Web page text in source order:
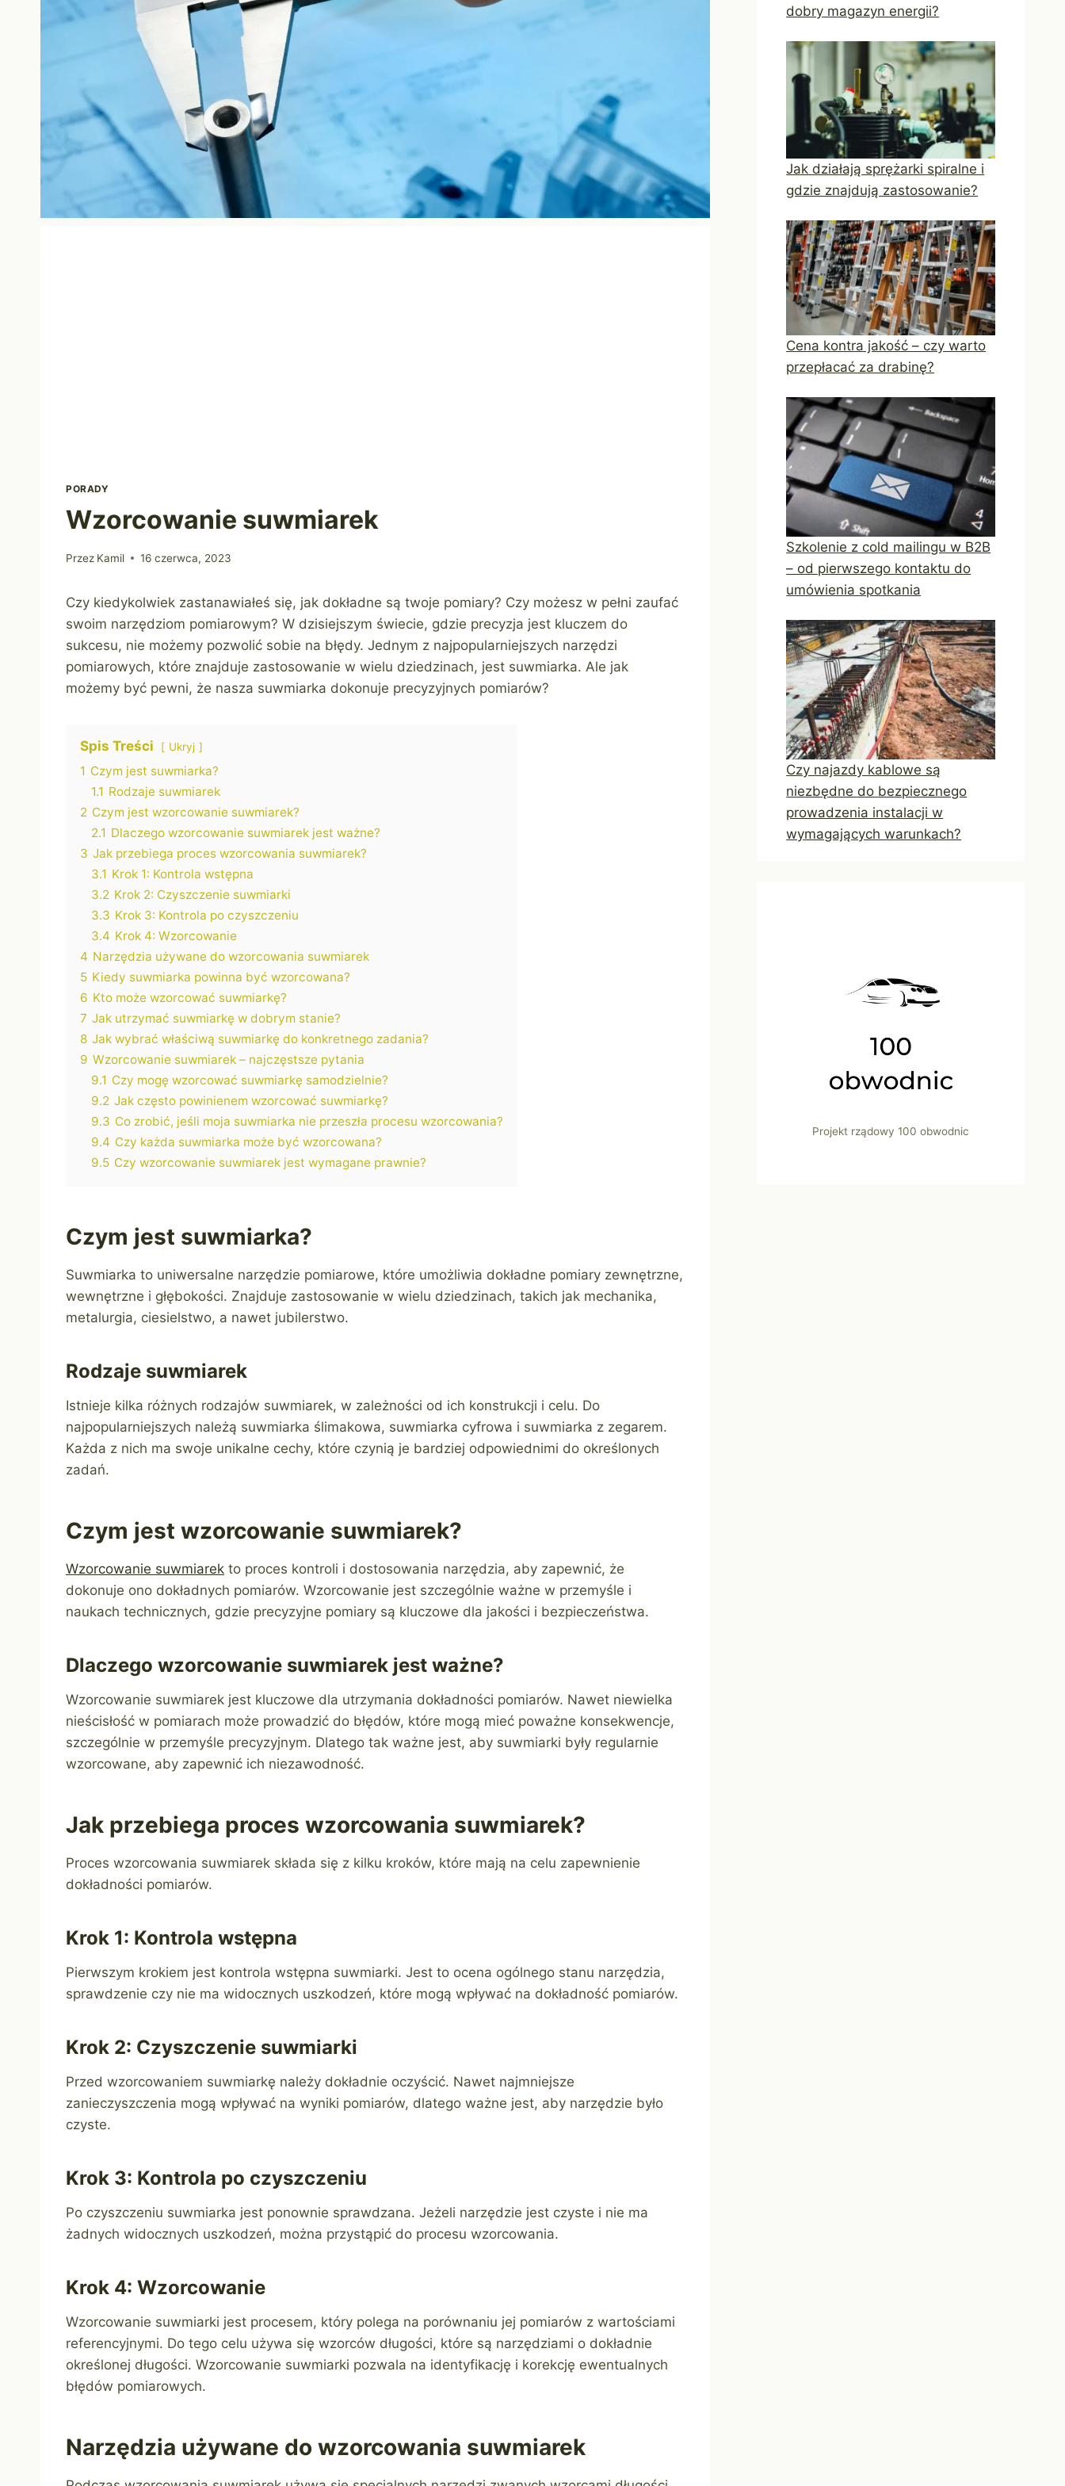
PORADY
Wzorcowanie suwmiarek
Przez Kamil 16 czerwca, 2023
Czy kiedykolwiek zastanawiałeś się, jak dokładne są twoje pomiary? Czy możesz w pełni zaufać
swoim narzędziom pomiarowym? W dzisiejszym świecie, gdzie precyzja jest kluczem do
sukcesu, nie możemy pozwolić sobie na błędy. Jednym z najpopularniejszych narzędzi
pomiarowych, które znajduje zastosowanie w wielu dziedzinach, jest suwmiarka. Ale jak
możemy być pewni, że nasza suwmiarka dokonuje precyzyjnych pomiarów?
Spis Treści Ukryj
1 Czym jest suwmiarka?
1.1 Rodzaje suwmiarek
2 Czym jest wzorcowanie suwmiarek?
2.1 Dlaczego wzorcowanie suwmiarek jest ważne?
3 Jak przebiega proces wzorcowania suwmiarek?
3.1 Krok 1: Kontrola wstępna
3.2 Krok 2: Czyszczenie suwmiarki
3.3 Krok 3: Kontrola po czyszczeniu
3.4 Krok 4: Wzorcowanie
4 Narzędzia używane do wzorcowania suwmiarek
5 Kiedy suwmiarka powinna być wzorcowana?
6 Kto może wzorcować suwmiarkę?
7 Jak utrzymać suwmiarkę w dobrym stanie?
8 Jak wybrać właściwą suwmiarkę do konkretnego zadania?
9 Wzorcowanie suwmiarek – najczęstsze pytania
9.1 Czy mogę wzorcować suwmiarkę samodzielnie?
9.2 Jak często powinienem wzorcować suwmiarkę?
9.3 Co zrobić, jeśli moja suwmiarka nie przeszła procesu wzorcowania?
9.4 Czy każda suwmiarka może być wzorcowana?
9.5 Czy wzorcowanie suwmiarek jest wymagane prawnie?
Czym jest suwmiarka?
Suwmiarka to uniwersalne narzędzie pomiarowe, które umożliwia dokładne pomiary zewnętrzne,
wewnętrzne i głębokości. Znajduje zastosowanie w wielu dziedzinach, takich jak mechanika,
metalurgia, ciesielstwo, a nawet jubilerstwo.
Rodzaje suwmiarek
Istnieje kilka różnych rodzajów suwmiarek, w zależności od ich konstrukcji i celu. Do
najpopularniejszych należą suwmiarka ślimakowa, suwmiarka cyfrowa i suwmiarka z zegarem.
Każda z nich ma swoje unikalne cechy, które czynią je bardziej odpowiednimi do określonych
zadań.
Czym jest wzorcowanie suwmiarek?
Wzorcowanie suwmiarek to proces kontroli i dostosowania narzędzia, aby zapewnić, że
dokonuje ono dokładnych pomiarów. Wzorcowanie jest szczególnie ważne w przemyśle i
naukach technicznych, gdzie precyzyjne pomiary są kluczowe dla jakości i bezpieczeństwa.
Dlaczego wzorcowanie suwmiarek jest ważne?
Wzorcowanie suwmiarek jest kluczowe dla utrzymania dokładności pomiarów. Nawet niewielka
nieścisłość w pomiarach może prowadzić do błędów, które mogą mieć poważne konsekwencje,
szczególnie w przemyśle precyzyjnym. Dlatego tak ważne jest, aby suwmiarki były regularnie
wzorcowane, aby zapewnić ich niezawodność.
Jak przebiega proces wzorcowania suwmiarek?
Proces wzorcowania suwmiarek składa się z kilku kroków, które mają na celu zapewnienie
dokładności pomiarów.
Krok 1: Kontrola wstępna
Pierwszym krokiem jest kontrola wstępna suwmiarki. Jest to ocena ogólnego stanu narzędzia,
sprawdzenie czy nie ma widocznych uszkodzeń, które mogą wpływać na dokładność pomiarów.
Krok 2: Czyszczenie suwmiarki
Przed wzorcowaniem suwmiarkę należy dokładnie oczyścić. Nawet najmniejsze
zanieczyszczenia mogą wpływać na wyniki pomiarów, dlatego ważne jest, aby narzędzie było
czyste.
Krok 3: Kontrola po czyszczeniu
Po czyszczeniu suwmiarka jest ponownie sprawdzana. Jeżeli narzędzie jest czyste i nie ma
żadnych widocznych uszkodzeń, można przystąpić do procesu wzorcowania.
Krok 4: Wzorcowanie
Wzorcowanie suwmiarki jest procesem, który polega na porównaniu jej pomiarów z wartościami
referencyjnymi. Do tego celu używa się wzorców długości, które są narzędziami o dokładnie
określonej długości. Wzorcowanie suwmiarki pozwala na identyfikację i korekcję ewentualnych
błędów pomiarowych.
Narzędzia używane do wzorcowania suwmiarek
dobry magazyn energii?
Jak działają sprężarki spiralne i
gdzie znajdują zastosowanie?
Cena kontra jakość – czy warto
przepłacać za drabinę?
Szkolenie z cold mailingu w B2B
– od pierwszego kontaktu do
umówienia spotkania
Czy najazdy kablowe są
niezbędne do bezpiecznego
prowadzenia instalacji w
wymagających warunkach?
Projekt rządowy 100 obwodnic